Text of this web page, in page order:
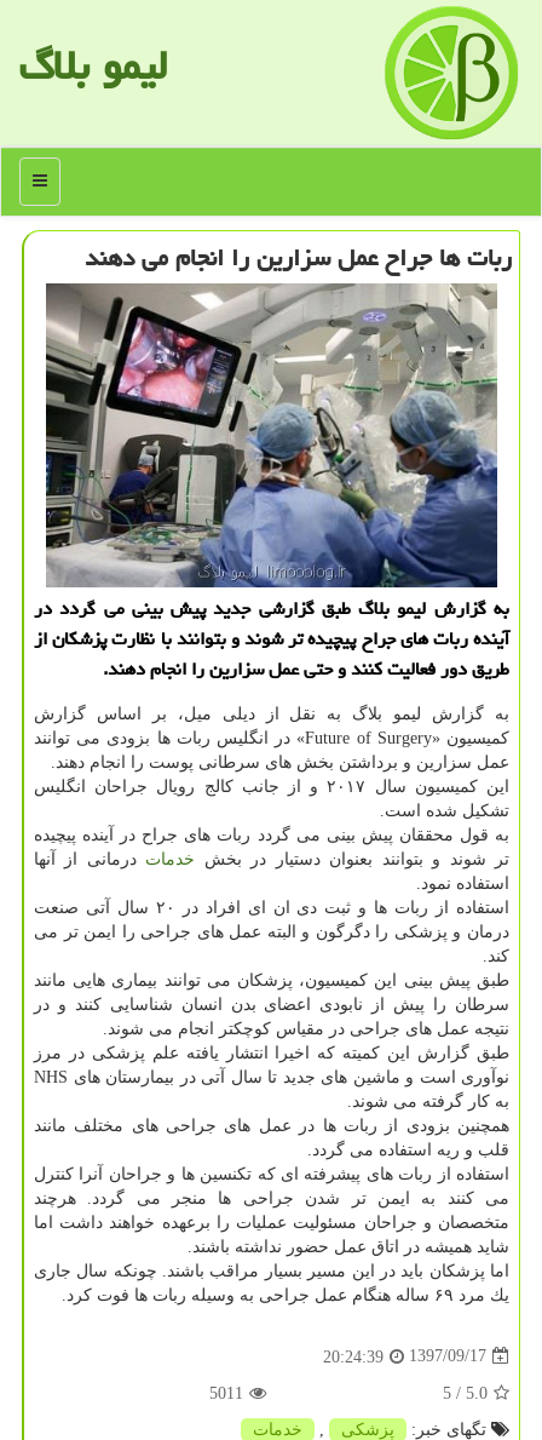
لیمو بلاگ
منو
ربات ها جراح عمل سزارین را انجام می دهند
به گزارش لیمو بلاگ طبق گزارشی جدید پیش بینی می گردد در
آینده ربات های جراح پیچیده تر شوند و بتوانند با نظارت پزشكان از
طریق دور فعالیت كنند و حتی عمل سزارین را انجام دهند.
به گزارش لیمو بلاگ به نقل از دیلی میل، بر اساس گزارش
كمیسیون «Future of Surgery» در انگلیس ربات ها بزودی می توانند
عمل سزارین و برداشتن بخش های سرطانی پوست را انجام دهند.
این كمیسیون سال ۲۰۱۷ و از جانب كالج رویال جراحان انگلیس
تشكیل شده است.
به قول محققان پیش بینی می گردد ربات های جراح در آینده پیچیده
تر شوند و بتوانند بعنوان دستیار در بخش خدمات درمانی از آنها
استفاده نمود.
استفاده از ربات ها و ثبت دی ان ای افراد در ۲۰ سال آتی صنعت
درمان و پزشكی را دگرگون و البته عمل های جراحی را ایمن تر می
كند.
طبق پیش بینی این كمیسیون، پزشكان می توانند بیماری هایی مانند
سرطان را پیش از نابودی اعضای بدن انسان شناسایی كنند و در
نتیجه عمل های جراحی در مقیاس كوچكتر انجام می شوند.
طبق گزارش این كمیته كه اخیرا انتشار یافته علم پزشكی در مرز
نوآوری است و ماشین های جدید تا سال آتی در بیمارستان های NHS
به كار گرفته می شوند.
همچنین بزودی از ربات ها در عمل های جراحی های مختلف مانند
قلب و ریه استفاده می گردد.
استفاده از ربات های پیشرفته ای كه تكنسین ها و جراحان آنرا كنترل
می كنند به ایمن تر شدن جراحی ها منجر می گردد. هرچند
متخصصان و جراحان مسئولیت عملیات را برعهده خواهند داشت اما
شاید همیشه در اتاق عمل حضور نداشته باشند.
اما پزشكان باید در این مسیر بسیار مراقب باشند. چونكه سال جاری
یك مرد ۶۹ ساله هنگام عمل جراحی به وسیله ربات ها فوت كرد.
1397/09/17
20:24:39
5.0
/ 5
5011
تگهای خبر:
پزشكی خدمات